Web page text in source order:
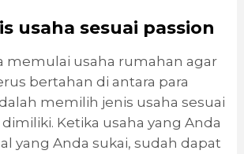
usaha sesuai passion
memulai usaha rumahan agar
bertahan di antara para
memilih jenis usaha sesuai
Ketika usaha yang Anda
yang Anda sukai, sudah dapat